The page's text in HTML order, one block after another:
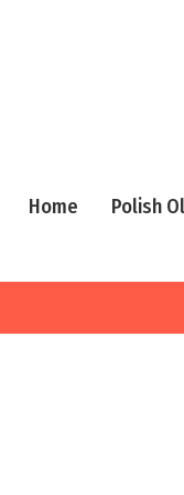
Home Polish